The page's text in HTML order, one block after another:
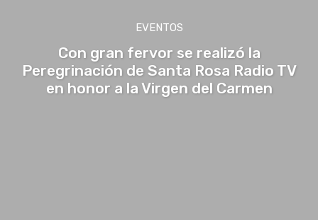
EVENTOS
Con gran fervor se realizó la
Peregrinación de Santa Rosa Radio TV
en honor a la Virgen del Carmen